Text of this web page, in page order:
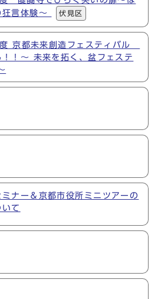
狂言体験～
伏見区
京都未来創造フェスティバル
！！～ 未来を拓く、盆フェステ
ナー＆京都市役所ミニツアーの
て